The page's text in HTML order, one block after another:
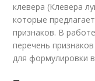
клевера (Клевера
которые
признаков. В
перечень
для формулировки